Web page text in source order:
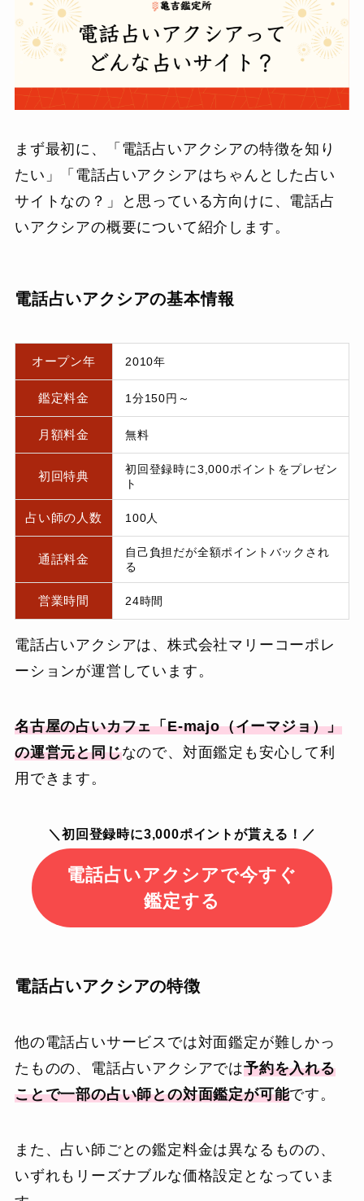
まず最初に、「電話占いアクシアの特徴を知り
たい」「電話占いアクシアはちゃんとした占い
サイトなの？」と思っている方向けに、電話占
いアクシアの概要について紹介します。
電話占いアクシアの基本情報
オープン年 2010年
鑑定料金 1分150円～
月額料金 無料
初回特典
初回登録時に3,000ポイントをプレゼン
ト
占い師の人数 100人
通話料金
自己負担だが全額ポイントバックされ
る
営業時間 24時間
電話占いアクシアは、株式会社マリーコーポレ
ーションが運営しています。
名古屋の占いカフェ「E-majo（イーマジョ）」
の運営元と同じなので、対面鑑定も安心して利
用できます。
＼初回登録時に3,000ポイントが貰える！／
電話占いアクシアで今すぐ
鑑定する
電話占いアクシアの特徴
他の電話占いサービスでは対面鑑定が難しかっ
たものの、電話占いアクシアでは予約を入れる
ことで一部の占い師との対面鑑定が可能です。
また、占い師ごとの鑑定料金は異なるものの、
いずれもリーズナブルな価格設定となっていま